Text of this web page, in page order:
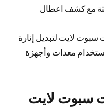
مع كشف اعطال
سبوت لايت لتبديل إنارة
معدات وأجهزة
سبوت لايت